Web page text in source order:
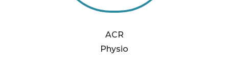
ACR
Physio